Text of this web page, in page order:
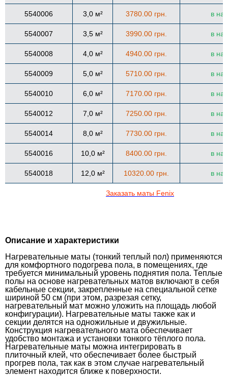
5540006 3,0 м² 3780.00 грн. в
5540007 3,5 м² 3990.00 грн. в
5540008 4,0 м² 4940.00 грн. в
5540009 5,0 м² 5710.00 грн. в
5540010 6,0 м² 7170.00 грн. в
5540012 7,0 м² 7250.00 грн. в
5540014 8,0 м² 7730.00 грн. в
5540016 10,0 м² 8400.00 грн. в
5540018 12,0 м² 10320.00 грн. в
Заказать маты Fenix
Описание и характеристики
Нагревательные маты (тонкий теплый пол) применяются
для комфортного подогрева пола, в помещениях, где
требуется минимальный уровень поднятия пола. Теплые
полы на основе нагревательных матов включают в себя
кабельные секции, закрепленные на специальной сетке
шириной 50 см (при этом, разрезая сетку,
нагревательный мат можно уложить на площадь любой
конфигурации). Нагревательные маты также как и
секции делятся на одножильные и двужильные.
Конструкция нагревательного мата обеспечивает
удобство монтажа и установки тонкого тёплого пола.
Нагревательные маты можна интегрировать в
плиточный клей, что обеспечивает более быстрый
прогрев пола, так как в этом случае нагревательный
элемент находится ближе к поверхности.